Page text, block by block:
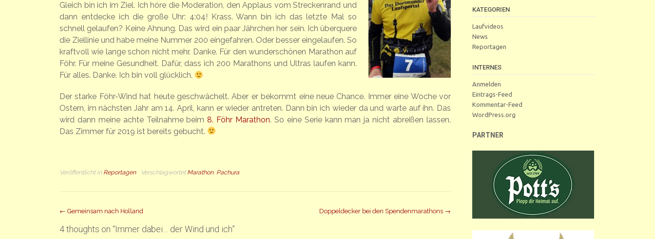
Gleich bin ich im Ziel. Ich höre die Moderation, den Applaus vom Streckenrand und
dann entdecke ich die große Uhr: 4:04! Krass. Wann bin ich das letzte Mal so
schnell gelaufen? Keine Ahnung. Das wird ein paar Jährchen her sein. Ich überquere
die Ziellinie und habe meine Nummer 200 eingefahren. Oder besser eingelaufen. So
kraftvoll wie lange schon nicht mehr. Danke. Für den wunderschönen Marathon auf
Föhr. Für meine Gesundheit. Dafür, dass ich 200 Marathons und Ultras laufen kann.
Für alles. Danke. Ich bin voll glücklich.
Der starke Föhr-Wind hat heute geschwächelt. Aber er bekommt eine neue Chance. Immer eine Woche vor
Ostern, im nächsten Jahr am 14. April, kann er wieder antreten. Dann bin ich wieder da und warte auf ihn. Das
wird dann meine achte Teilnahme beim8. Föhr Marathon. So eine Serie kann man ja nicht abreißen lassen.
Das Zimmer für 2019 ist bereits gebucht.
Veröffentlicht in Reportagen Verschlagwortet Marathon, Pachura
Beitrag
Navigation
← Gemeinsam nach Holland Doppeldecker bei den Spendenmarathons →
4 thoughts on “Immer dabei… der Wind und ich”
KATEGORIEN
Laufvideos
News
Reportagen
INTERNES
Anmelden
Eintrags-Feed
Kommentar-Feed
WordPress.org
PARTNER